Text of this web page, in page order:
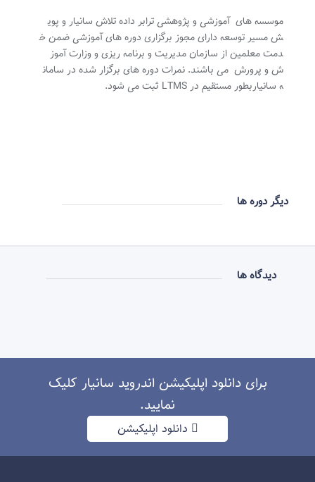
موسسه های آموزشی و پژوهشی ترابر داده تلاش سانیار و پوی
ش مسیر توسعه دارای مجوز برگزاری دوره های آموزشی ضمن خ
دمت معلمین از سازمان مدیریت و برنامه ریزی و وزارت آموز
ش و پرورش می باشند. نمرات دوره های برگزار شده در سامان
ه سانیاربطور مستقیم در LTMS ثبت می شود.
دیگر دوره ها
دیدگاه ها
برای دانلود اپلیکیشن اندروید سانیار کلیک
نمایید.
دانلود اپلیکیشن